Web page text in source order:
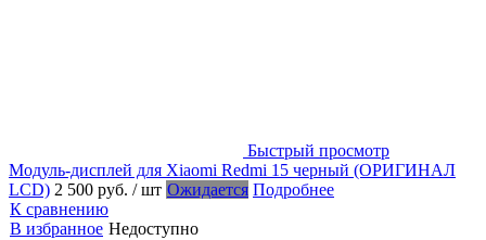
Быстрый просмотр
Модуль-дисплей для Xiaomi Redmi 15 черный (ОРИГИНАЛ
LCD) 2 500 руб. / шт Ожидается Подробнее
К сравнению
В избранное Недоступно